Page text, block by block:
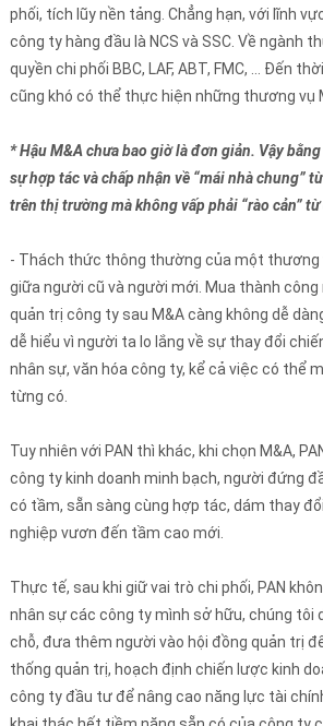
phối, tích lũy nền tảng. Chẳng hạn, với lĩnh
công ty hàng đầu là NCS và SSC. Về ngành
quyền chi phối BBC, LAF, ABT, FMC, … Đến
cũng khó có thể thực hiện những thương vụ
* Hậu M&A chưa bao giờ là đơn giản. Vậy
sự hợp tác và chấp nhận về “mái nhà chung”
trên thị trường mà không vấp phải “rào cản”
- Thách thức thông thường của một thương
giữa người cũ và người mới. Mua thành
quản trị công ty sau M&A càng không dễ
dễ hiểu vì người ta lo lắng về sự thay đổi
nhân sự, văn hóa công ty, kể cả việc có thể
từng có.
Tuy nhiên với PAN thì khác, khi chọn M&A,
công ty kinh doanh minh bạch, người đứng
có tầm, sẵn sàng cùng hợp tác, dám thay
nghiệp vươn đến tầm cao mới.
Thực tế, sau khi giữ vai trò chi phối, PAN
nhân sự các công ty mình sở hữu, chúng tôi
chỗ, đưa thêm người vào hội đồng quản trị
thống quản trị, hoạch định chiến lược kinh
công ty đầu tư để nâng cao năng lực tài